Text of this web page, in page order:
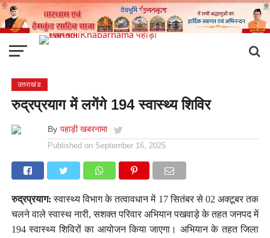
उत्तराखंड
रुद्रप्रयाग में लगेंगे 194 स्वास्थ्य शिविर
By पहाड़ी खबरनामा
Published on September 16, 2025
रुद्रप्रयाग: स्वास्थ्य विभाग के तत्वावधान में 17 सितंबर से 02 अक्टूबर तक
चलने वाले स्वास्थ नारी, सशक्त परिवार अभियान पखवाड़े के तहत जनपद में
194 स्वास्थ्य शिविरों का आयोजन किया जाएगा। अभियान के तहत जिला